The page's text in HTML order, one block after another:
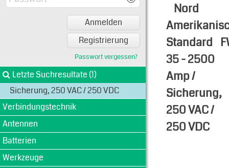
Anmelden
Registrierung
Passwort vergessen?
Letzte Suchresultate (1)
Sicherung, 250 VAC / 250 VDC
Verbindungstechnik
Antennen
Batterien
Werkzeuge
Nord
Standard
35 - 2500
Amp /
Sicherung,
250 VAC /
250 VDC